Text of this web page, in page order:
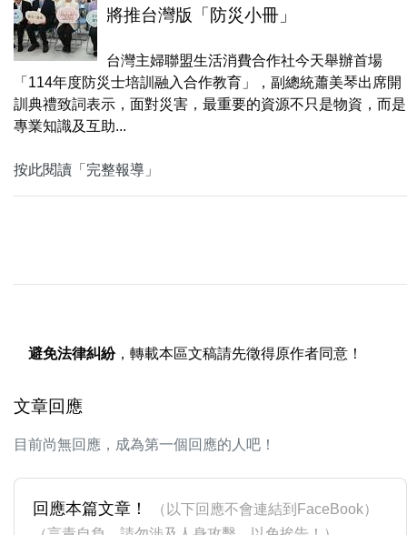
將推台灣版「防災小冊」
台灣主婦聯盟生活消費合作社今天舉辦首場
「114年度防災士培訓融入合作教育」，副總統蕭美琴出席開
訓典禮致詞表示，面對災害，最重要的資源不只是物資，而是
專業知識及互助...
按此閱讀「完整報導」
避免法律糾紛，轉載本區文稿請先徵得原作者同意！
文章回應
目前尚無回應，成為第一個回應的人吧！
回應本篇文章！
（以下回應不會連結到FaceBook）